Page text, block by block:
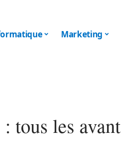
Marketing
tous les